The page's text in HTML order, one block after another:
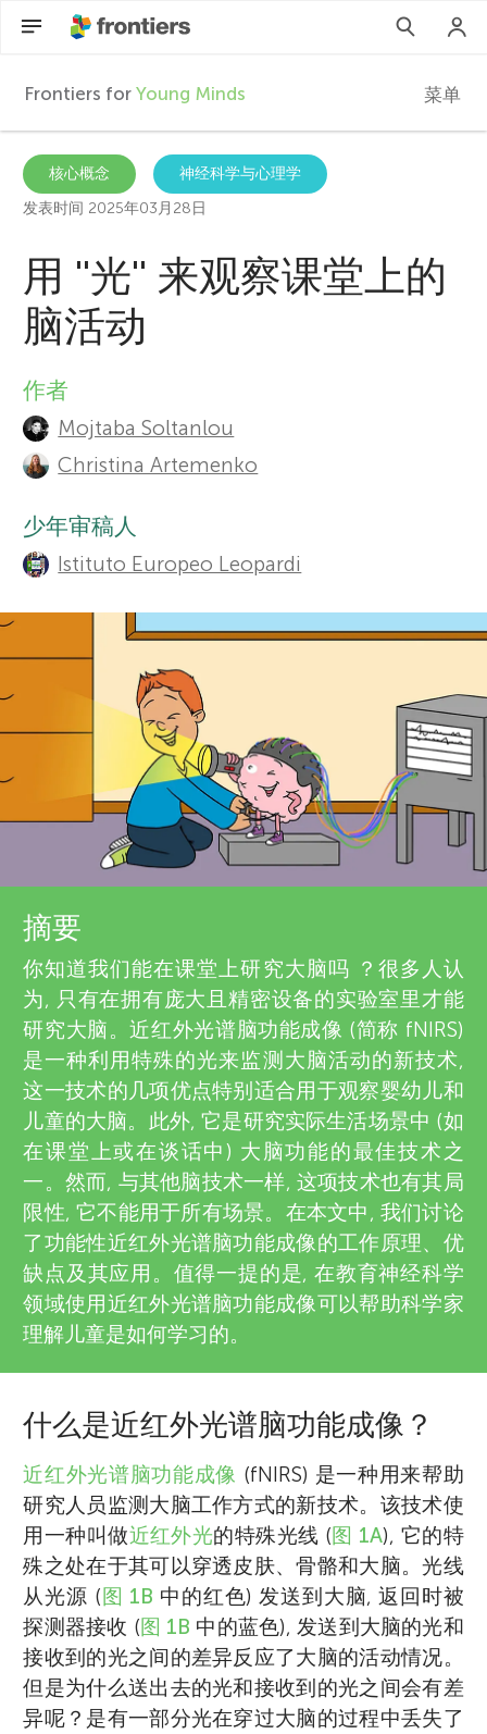
F
r
n
t
i
e
r
s
f
o
r
o
u
n
g
M
n
d
s
Frontiers for Young Minds 菜单
参与进来
核心概念
神经科学与心理学
发表时间 2025年03月28日
用 ''光'' 来观察课堂上的
脑活动
A
u
h
o
a
d
e
v
i
e
w
e
r
s
作者
Mojtaba Soltanlou
Christina Artemenko
少年审稿人
Istituto Europeo Leopardi
摘要
你知道我们能在课堂上研究大脑吗 ？很多人认
为, 只有在拥有庞大且精密设备的实验室里才能
研究大脑。近红外光谱脑功能成像 (简称 fNIRS)
是一种利用特殊的光来监测大脑活动的新技术,
这一技术的几项优点特别适合用于观察婴幼儿和
儿童的大脑。此外, 它是研究实际生活场景中 (如
在课堂上或在谈话中) 大脑功能的最佳技术之
一。然而, 与其他脑技术一样, 这项技术也有其局
限性, 它不能用于所有场景。在本文中, 我们讨论
了功能性近红外光谱脑功能成像的工作原理、优
缺点及其应用。值得一提的是, 在教育神经科学
领域使用近红外光谱脑功能成像可以帮助科学家
理解儿童是如何学习的。
什么是近红外光谱脑功能成像？
近红外光谱脑功能成像 (fNIRS) 是一种用来帮助
研究人员监测大脑工作方式的新技术。该技术使
用一种叫做近红外光的特殊光线 (图 1A), 它的特
殊之处在于其可以穿透皮肤、骨骼和大脑。光线
从光源 ( 图 1B 中的红色) 发送到大脑, 返回时被
探测器接收 (图 1B 中的蓝色), 发送到大脑的光和
接收到的光之间的差异反应了大脑的活动情况。
但是为什么送出去的光和接收到的光之间会有差
异呢？是有一部分光在穿过大脑的过程中丢失了